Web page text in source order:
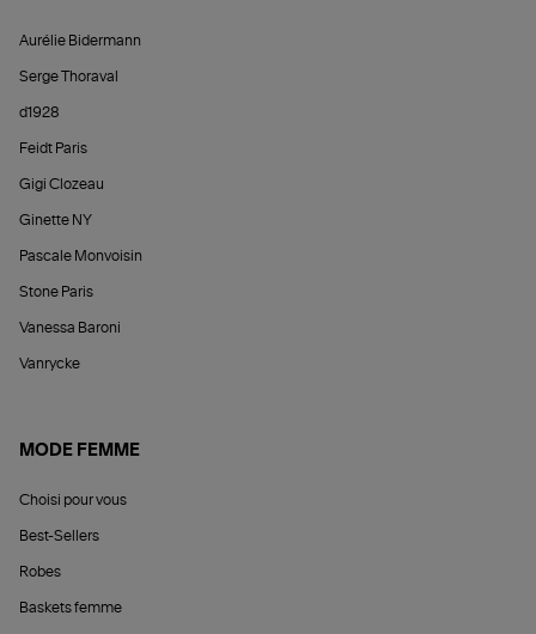
Aurélie Bidermann
Serge Thoraval
d1928
Feidt Paris
Gigi Clozeau
Ginette NY
Pascale Monvoisin
Stone Paris
Vanessa Baroni
Vanrycke
MODE FEMME
Choisi pour vous
Best-Sellers
Robes
Baskets femme